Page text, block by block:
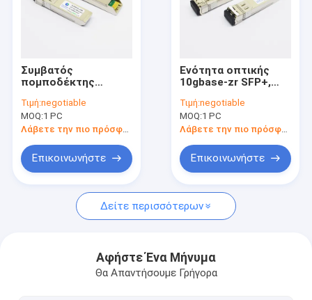
πομποδέκτης 25G SFP28
πομποδέκτης 100G QSFP28
ενότητα 10G XFP
CFP2 οπτικός πομποδέκτης
Ενεργά οπτικά καλώδια
Συμβατός
πομποδέκτης
1550nm 80km
Ubiquiti uf-sm80-10G
Τιμή:negotiable
MOQ:1 PC
Λάβετε την πιο πρόσφατη τιμή
Επικοινωνήστε
Ενότητα οπτικής
10gbase-zr SFP+,
το διπλό συμβατό
σύστημα ιουνιπέρων
SMF
Τιμή:negotiable
MOQ:1 PC
Λάβετε την πιο πρόσφατη τιμή
Επικοινωνήστε
Δείτε περισσότερων
Αφήστε Ένα Μήνυμα
Θα Απαντήσουμε Γρήγορα